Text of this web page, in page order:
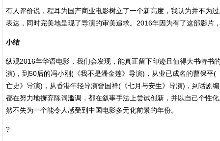
有人评价说，程耳为国产商业电影树立了一个新高度，我认为并不为
表达，同时完美地呈现了导演的审美追求。2016年因为有了这部影片
小结
纵观2016年华语电影，我们会发现，能真正留下印迹且值得大书特书
演)，到50后的冯小刚(《我不是潘金莲》导演)，从业已成名的曹保平
亡史》导演)，从香港年轻导演曾国祥(《七月与安生》导演)，到话剧
都在努力地摒弃陈词滥调，都在叙事手法上尝试创新，并以自己个性
然不失为一个能令人感受到中国电影多元化前景的年份。
?